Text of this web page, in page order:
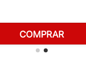
COMPRAR